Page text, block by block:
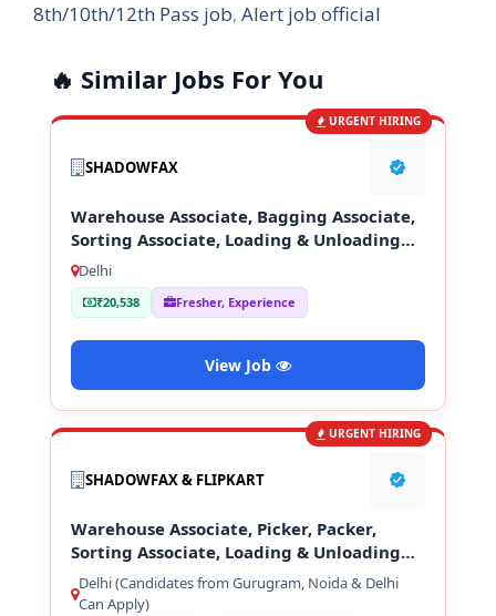
8th/10th/12th Pass job, Alert job official
🔥 Similar Jobs For You
URGENT HIRING
SHADOWFAX
Warehouse Associate, Bagging Associate,
Sorting Associate, Loading & Unloading
Staff
Delhi
₹20,538 Fresher, Experience
View Job
URGENT HIRING
SHADOWFAX & FLIPKART
Warehouse Associate, Picker, Packer,
Sorting Associate, Loading & Unloading
Staff
Delhi (Candidates from Gurugram, Noida & Delhi
Can Apply)